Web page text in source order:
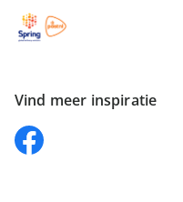
Vind meer inspiratie